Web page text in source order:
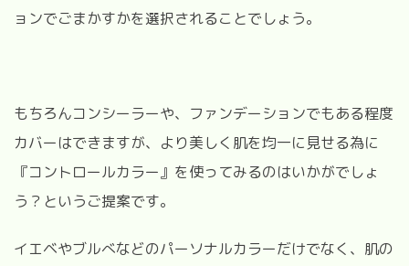
ョンでごまかすかを選択されることでしょう。
もちろんコンシーラーや、ファンデーションでもある程度
カバーはできますが、より美しく肌を均一に見せる為に
『コントロールカラー』を使ってみるのはいかがでしょ
う？というご提案です。
イエベやブルべなどのパーソナルカラーだけでなく、肌の